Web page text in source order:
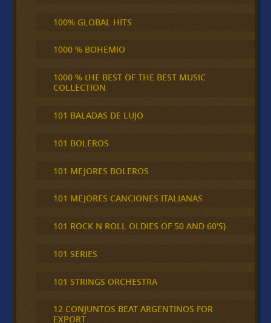
100% GLOBAL HITS
1000 % BOHEMIO
1000 % tHE BEST OF THE BEST MUSIC
COLLECTION
101 BALADAS DE LUJO
101 BOLEROS
101 MEJORES BOLEROS
101 MEJORES CANCIONES ITALIANAS
101 ROCK N ROLL OLDIES OF 50 AND 60'S}
101 SERIES
101 STRINGS ORCHESTRA
12 CONJUNTOS BEAT ARGENTINOS FOR
EXPORT